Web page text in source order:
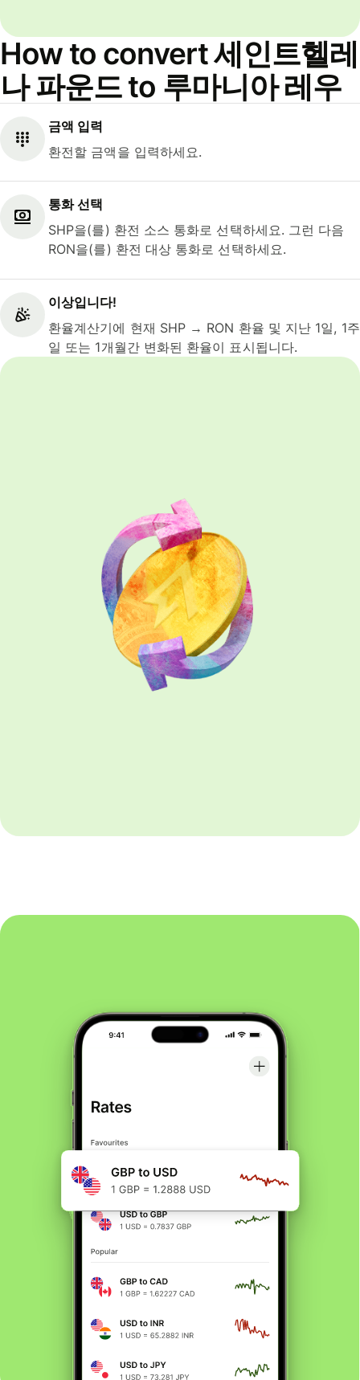
How to convert 세인트헬레
나 파운드 to 루마니아 레우
금액 입력
환전할 금액을 입력하세요.
통화 선택
SHP을(를) 환전 소스 통화로 선택하세요. 그런 다음
RON을(를) 환전 대상 통화로 선택하세요.
이상입니다!
환율계산기에 현재 SHP → RON 환율 및 지난 1일, 1주
일 또는 1개월간 변화된 환율이 표시됩니다.